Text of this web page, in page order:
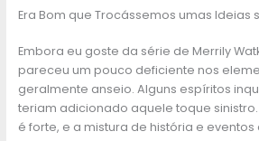
Era Bom que Trocássemos umas Ideias
Embora eu goste da série de Merrily
pareceu um pouco deficiente nos
geralmente anseio. Alguns espíritos
teriam adicionado aquele toque
é forte, e a mistura de história e